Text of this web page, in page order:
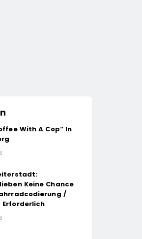
With A Cop“ In
Keine Chance
/
Erforderlich